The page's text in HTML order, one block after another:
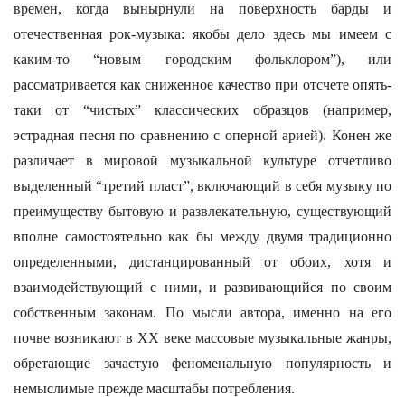
времен, когда вынырнули на поверхность барды и
отечественная рок-музыка: якобы дело здесь мы имеем с
каким-то “новым городским фольклором”), или
рассматривается как сниженное качество при отсчете опять-
таки от “чистых” классических образцов (например,
эстрадная песня по сравнению с оперной арией). Конен же
различает в мировой музыкальной культуре отчетливо
выделенный “третий пласт”, включающий в себя музыку по
преимуществу бытовую и развлекательную, существующий
вполне самостоятельно как бы между двумя традиционно
определенными, дистанцированный от обоих, хотя и
взаимодействующий с ними, и развивающийся по своим
собственным законам. По мысли автора, именно на его
почве возникают в XX веке массовые музыкальные жанры,
обретающие зачастую феноменальную популярность и
немыслимые прежде масштабы потребления.